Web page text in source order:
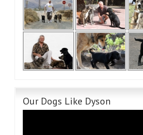
Our Dogs Like Dyson